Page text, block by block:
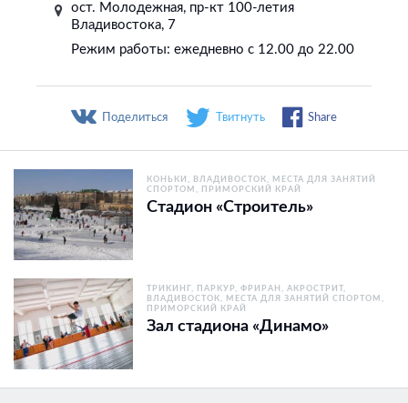
ост. Молодежная, пр-кт 100-летия
Владивостока, 7
Режим работы: ежедневно с 12.00 до 22.00
Поделиться Твитнуть Share
КОНЬКИ ВЛАДИВОСТОК
МЕСТА ДЛЯ ЗАНЯТИЙ
СПОРТОМ
ПРИМОРСКИЙ КРАЙ
Стадион «Строитель»
ТРИКИНГ, ПАРКУР, ФРИРАН, АКРОСТРИТ
ВЛАДИВОСТОК
МЕСТА ДЛЯ ЗАНЯТИЙ СПОРТОМ
ПРИМОРСКИЙ КРАЙ
Зал стадиона «Динамо»